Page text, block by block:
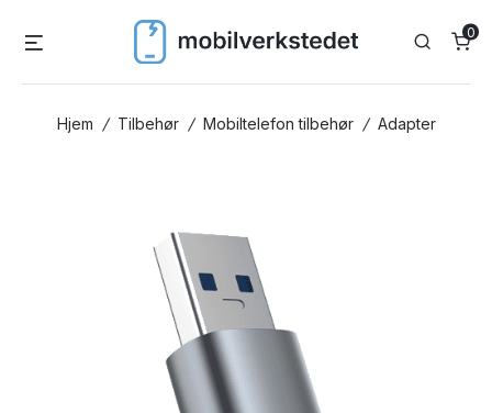
Search
0
Hjem / Tilbehør / Mobiltelefon tilbehør / Adapter